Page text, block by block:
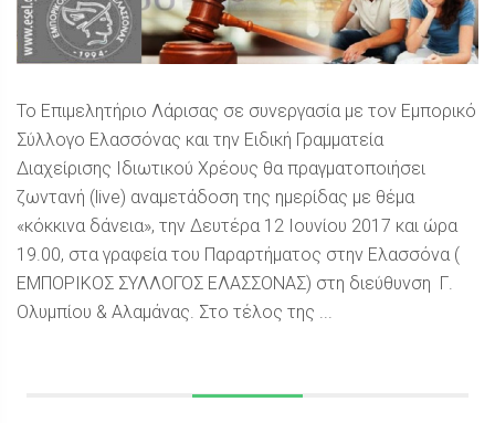
Το Επιμελητήριο Λάρισας σε συνεργασία με τον Εμπορικό
Σύλλογο Ελασσόνας και την Ειδική Γραμματεία
Διαχείρισης Ιδιωτικού Χρέους θα πραγματοποιήσει
ζωντανή (live) αναμετάδοση της ημερίδας με θέμα
«κόκκινα δάνεια», την Δευτέρα 12 Ιουνίου 2017 και ώρα
19.00, στα γραφεία του Παραρτήματος στην Ελασσόνα (
ΕΜΠΟΡΙΚΟΣ ΣΥΛΛΟΓΟΣ ΕΛΑΣΣΟΝΑΣ) στη διεύθυνση Γ.
Ολυμπίου & Αλαμάνας. Στο τέλος της ...